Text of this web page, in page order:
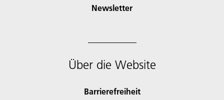
Newsletter
Über die Website
Barrierefreiheit